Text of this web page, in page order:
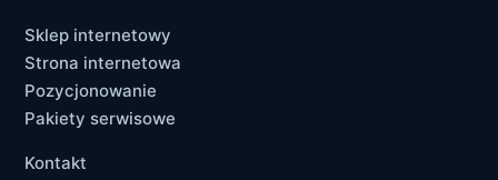
Sklep internetowy
Strona internetowa
Pozycjonowanie
Pakiety serwisowe
Kontakt